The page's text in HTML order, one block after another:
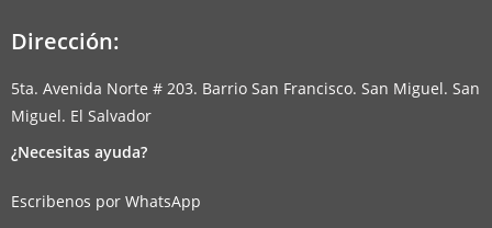
Dirección:
5ta. Avenida Norte # 203. Barrio San Francisco. San Miguel. San
Miguel. El Salvador
¿Necesitas ayuda?
Escribenos por WhatsApp